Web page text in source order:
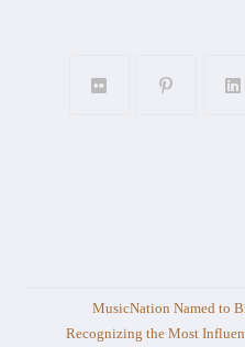
MusicNation Named to
Recognizing the Most